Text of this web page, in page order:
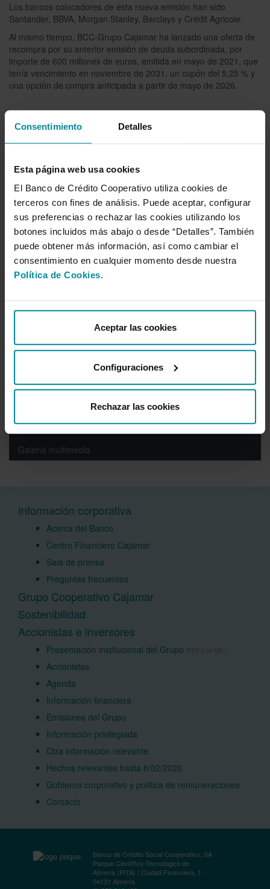
Consentimiento Detalles
Esta página web usa cookies
El Banco de Crédito Cooperativo utiliza cookies de
terceros con fines de análisis. Puede aceptar, configurar
sus preferencias o rechazar las cookies utilizando los
botones incluidos más abajo o desde “Detalles”. También
puede obtener más información, así como cambiar el
consentimiento en cualquier momento desde nuestra
Política de Cookies.
Aceptar las cookies
Configuraciones
Rechazar las cookies
Los bancos colocadores de esta nueva emisión han sido
Santander, BBVA, Morgan Stanley, Barclays y Crédit Agricole.
Al mismo tiempo, BCC-Grupo Cajamar ha lanzado una oferta de
recompra por su anterior emisión de deuda subordinada, por
importe de 600 millones de euros, emitida en mayo de 2021, que
tenía vencimiento en noviembre de 2031, un cupón del 5,25 % y
una opción de compra anticipada a partir de mayo de 2026.
Sala de prensa
Año 2025
Año 2024
Año 2023
Año 2022
Año 2021
Año 2016
Año 2014
Galería multimedia
Información corporativa
Acerca del Banco
Centro Financiero Cajamar
Sala de prensa
Preguntas frecuentes
Grupo Cooperativo Cajamar
Sostenibilidad
Accionistas e inversores
Presentación institucional del Grupo
Accionistas
Agenda
Información financiera
Emisiones del Grupo
Información privilegiada
Otra información relevante
Hechos relevantes hasta 8/02/2020
Gobierno corporativo y política de remuneraciones
Contacto
Banco de Crédito Social Cooperativo, SA
Parque Científico-Tecnológico de
Almería (PITA) | Ciudad Financiera, 1
04131 Almería